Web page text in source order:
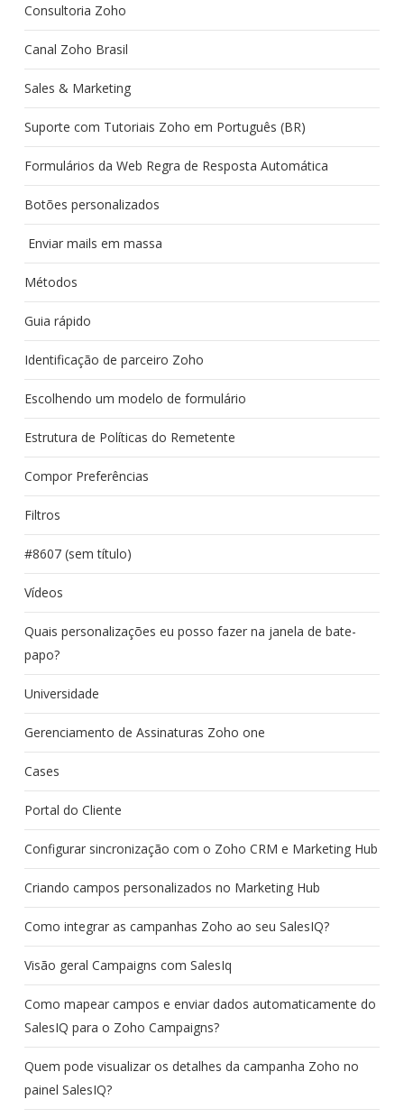
Consultoria Zoho
Canal Zoho Brasil
Sales & Marketing
Suporte com Tutoriais Zoho em Português (BR)
Formulários da Web Regra de Resposta Automática
Botões personalizados
Enviar mails em massa
Métodos
Guia rápido
Identificação de parceiro Zoho
Escolhendo um modelo de formulário
Estrutura de Políticas do Remetente
Compor Preferências
Filtros
#8607 (sem título)
Vídeos
Quais personalizações eu posso fazer na janela de bate-
papo?
Universidade
Gerenciamento de Assinaturas Zoho one
Cases
Portal do Cliente
Configurar sincronização com o Zoho CRM e Marketing Hub
Criando campos personalizados no Marketing Hub
Como integrar as campanhas Zoho ao seu SalesIQ?
Visão geral Campaigns com SalesIq
Como mapear campos e enviar dados automaticamente do
SalesIQ para o Zoho Campaigns?
Quem pode visualizar os detalhes da campanha Zoho no
painel SalesIQ?